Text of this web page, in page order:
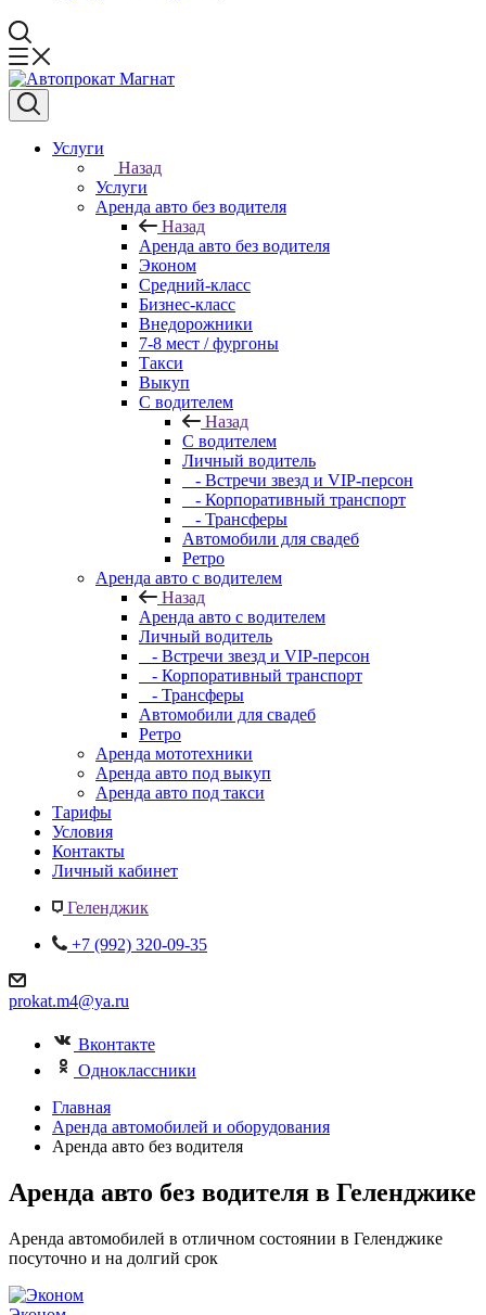
Услуги
Назад
Услуги
Аренда авто без водителя
Назад
Аренда авто без водителя
Эконом
Средний-класс
Бизнес-класс
Внедорожники
7-8 мест / фургоны
Такси
Выкуп
С водителем
Назад
С водителем
Личный водитель
- Встречи звезд и VIP-персон
- Корпоративный транспорт
- Трансферы
Автомобили для свадеб
Ретро
Аренда авто с водителем
Назад
Аренда авто с водителем
Личный водитель
- Встречи звезд и VIP-персон
- Корпоративный транспорт
- Трансферы
Автомобили для свадеб
Ретро
Аренда мототехники
Аренда авто под выкуп
Аренда авто под такси
Тарифы
Условия
Контакты
Личный кабинет
Геленджик
+7 (992) 320-09-35
prokat.m4@ya.ru
Вконтакте
Одноклассники
Главная
Аренда автомобилей и оборудования
Аренда авто без водителя
Аренда авто без водителя в Геленджике
Аренда автомобилей в отличном состоянии в Геленджике
посуточно и на долгий срок